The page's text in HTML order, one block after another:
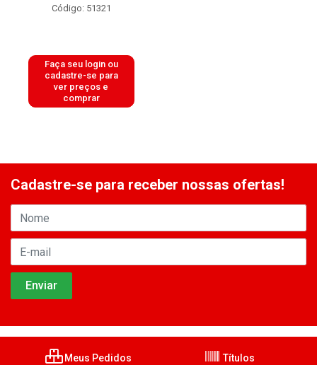
Código: 51321
Faça seu login ou
cadastre-se para
ver preços e
comprar
Cadastre-se para receber nossas ofertas!
Meus Pedidos Títulos